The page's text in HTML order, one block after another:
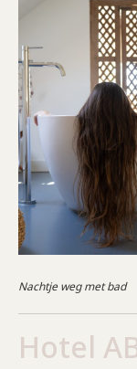
Nachtje weg met bad
Hotel